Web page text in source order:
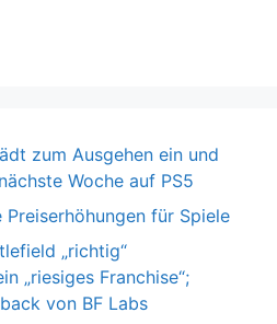
zum Ausgehen ein und
Woche auf PS5
für Spiele
„richtig“
„riesiges Franchise“;
von BF Labs